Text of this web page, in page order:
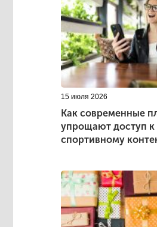
15 июля 2026
Как современные
упрощают доступ к
спортивному